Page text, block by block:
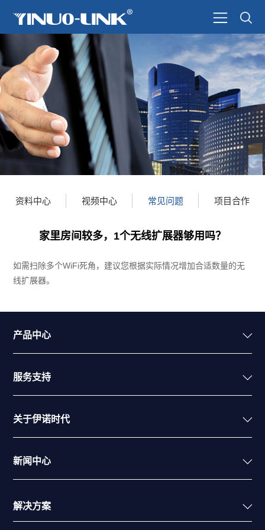
资料中心 视频中心 常见问题 项目合作
家里房间较多，1个无线扩展器够用吗？
如需扫除多个WiFi死角，建议您根据实际情况增加合适数量的无
线扩展器。
产品中心
服务支持
关于伊诺时代
新闻中心
解决方案